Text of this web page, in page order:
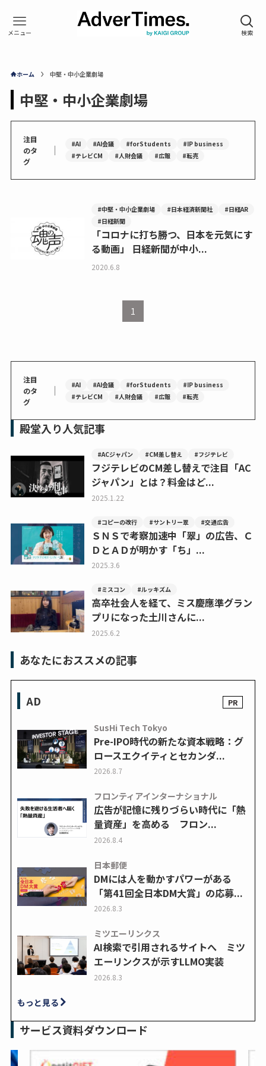
ホーム 中堅・中小企業劇場
中堅・中小企業劇場
注目
のタ
グ
｜ #AI #AI会議 #forStudents
#IP business
#テレビCM
#人財会議 #広報 #転売
#中堅・中小企業劇場 #日本経済新聞社
#日経AR
#日経新聞
「コロナに打ち勝つ、日本を元気にす
る動画」 日経新聞が中小...
2020.6.8
1
注目
のタ
グ
｜ #AI #AI会議 #forStudents
#IP business
#テレビCM
#人財会議 #広報 #転売
殿堂入り人気記事
#ACジャパン #CM差し替え #フジテレビ
フジテレビのCM差し替えで注目「AC
ジャパン」とは？料金はど...
2025.1.22
#コピーの改行 #サントリー翠 #交通広告
ＳＮＳで考察加速中「翠」の広告、Ｃ
ＤとＡＤが明かす「ち」...
2025.3.6
#ミスコン #ルッキズム
高卒社会人を経て、ミス慶應準グラン
プリになった土川さんに...
2025.6.2
あなたにおススメの記事
AD
SusHi Tech Tokyo
Pre-IPO時代の新たな資本戦略：グ
ロースエクイティとセカンダ...
2026.8.7
フロンティアインターナショナル
広告が記憶に残りづらい時代に「熱
量資産」を高める フロン...
2026.8.4
日本郵便
DMには人を動かすパワーがある
「第41回全日本DM大賞」の応募...
2026.8.3
ミツエーリンクス
AI検索で引用されるサイトへ ミツ
エーリンクスが示すLLMO実装
2026.8.3
もっと見る
サービス資料ダウンロード